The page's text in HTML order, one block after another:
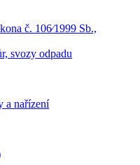
č. 106⁄1999 Sb.,
svozy odpadu
a nařízení